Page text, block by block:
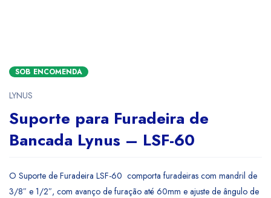
SOB ENCOMENDA
LYNUS
Suporte para Furadeira de
Bancada Lynus – LSF-60
O Suporte de Furadeira LSF-60 comporta furadeiras com mandril de
3/8″ e 1/2″, com avanço de furação até 60mm e ajuste de ângulo de